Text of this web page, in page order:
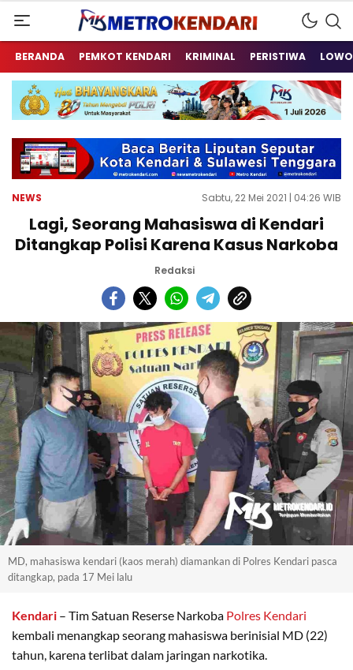
metrokendari
Berita Terkini Sulawesi Tenggara
BERANDA PEMKOT KENDARI KRIMINAL PERISTIWA
NEWS Sabtu, 22 Mei 2021 | 04:26 WIB
Lagi, Seorang Mahasiswa di Kendari
Ditangkap Polisi Karena Kasus Narkoba
Redaksi
MD, mahasiswa kendari (kaos merah) diamankan di Polres Kendari pasca
ditangkap, pada 17 Mei lalu
Kendari – Tim Satuan Reserse Narkoba Polres Kendari
kembali menangkap seorang mahasiswa berinisial MD (22)
tahun, karena terlibat dalam jaringan narkotika.